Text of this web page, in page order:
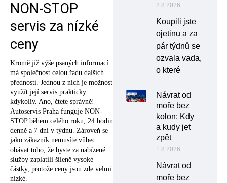
NON-STOP
servis za nízké
ceny
Kromě již výše psaných informací
má společnost celou řadu dalších
předností. Jednou z nich je možnost
využít její servis prakticky
kdykoliv. Ano, čtete správně!
Autoservis Praha funguje NON-
STOP během celého roku, 24 hodin
denně a 7 dní v týdnu. Zároveň se
jako zákazník nemusíte vůbec
obávat toho, že byste za nabízené
služby zaplatili šíleně vysoké
částky, protože ceny jsou zde velmi
nízké.
2.8.2026
Koupili jste
ojetinu a za
pár týdnů se
ozvala vada,
o které
Návrat od
moře bez
kolon: Kdy
a kudy jet
zpět
1.8.2026
Návrat od
moře bez